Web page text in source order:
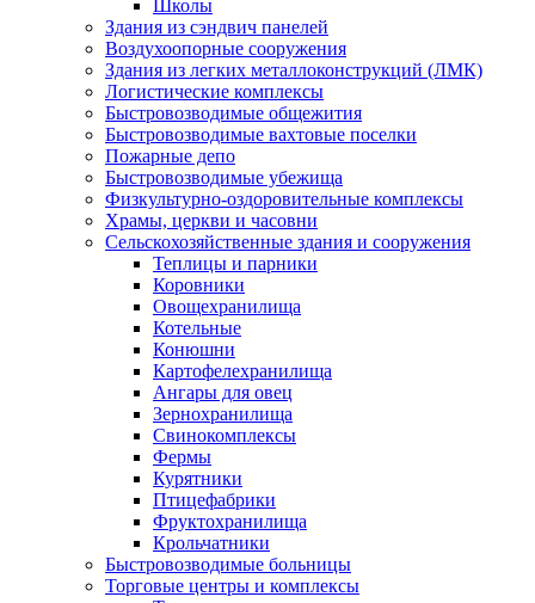
Школы
Здания из сэндвич панелей
Воздухоопорные сооружения
Здания из легких металлоконструкций (ЛМК)
Логистические комплексы
Быстровозводимые общежития
Быстровозводимые вахтовые поселки
Пожарные депо
Быстровозводимые убежища
Физкультурно-оздоровительные комплексы
Храмы, церкви и часовни
Сельскохозяйственные здания и сооружения
Теплицы и парники
Коровники
Овощехранилища
Котельные
Конюшни
Картофелехранилища
Ангары для овец
Зернохранилища
Свинокомплексы
Фермы
Курятники
Птицефабрики
Фруктохранилища
Крольчатники
Быстровозводимые больницы
Торговые центры и комплексы